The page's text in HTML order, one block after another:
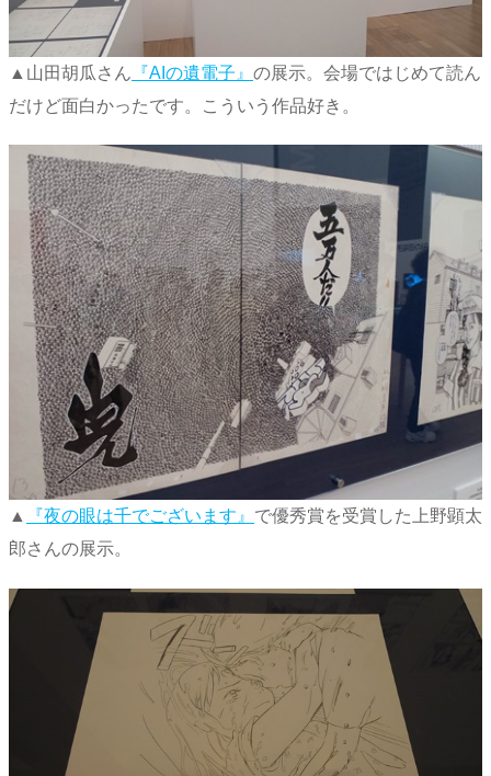
▲山田胡瓜さん 『AIの遺電子』 の展示。会場ではじめて読ん
だけど面白かったです。こういう作品好き。
▲ 『夜の眼は千でございます』 で優秀賞を受賞した上野顕太
郎さんの展示。